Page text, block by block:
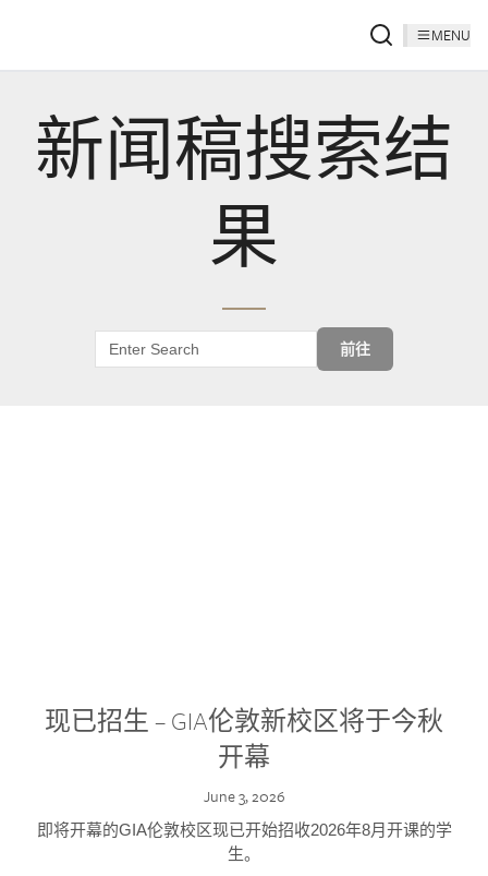
MENU
新闻稿搜索结
果
前往
现已招生 – GIA伦敦新校区将于今秋
开幕
June 3, 2026
即将开幕的GIA伦敦校区现已开始招收2026年8月开课的学
生。